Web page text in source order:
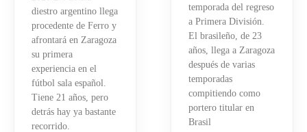
diestro argentino llega
procedente de Ferro y
afrontará en Zaragoza
su primera
experiencia en el
fútbol sala español.
Tiene 21 años, pero
detrás hay ya bastante
recorrido.
temporada del regreso
a Primera División.
El brasileño, de 23
años, llega a Zaragoza
después de varias
temporadas
compitiendo como
portero titular en
Brasil